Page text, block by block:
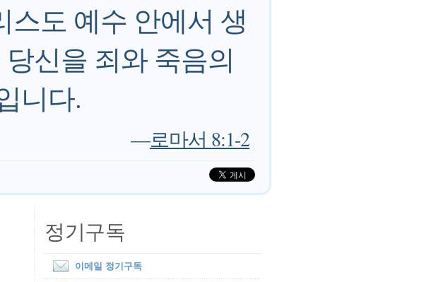
스도 예수 안에서 생
신을 죄와 죽음의
니다.
—로마서 8:1-2
정기구독
이메일 정기구독